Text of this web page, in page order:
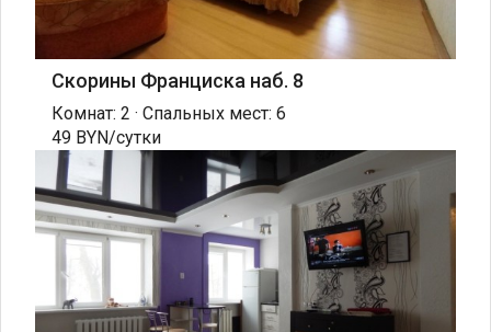
Скорины Франциска наб. 8
Комнат: 2 · Спальных мест: 6
49 BYN/сутки